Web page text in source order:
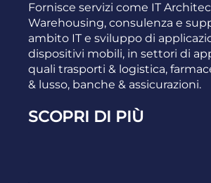
Fornisce servizi come IT
Warehousing, consulenza e
ambito IT e sviluppo di
dispositivi mobili, in settori di
quali trasporti & logistica,
& lusso, banche & assicurazioni.
SCOPRI DI PIÙ